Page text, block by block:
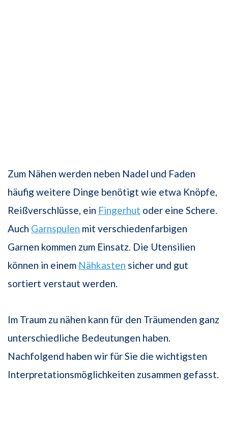
Zum Nähen werden neben Nadel und Faden
häufig weitere Dinge benötigt wie etwa Knöpfe,
Reißverschlüsse, ein Fingerhut oder eine Schere.
Auch Garnspulen mit verschiedenfarbigen
Garnen kommen zum Einsatz. Die Utensilien
können in einem Nähkasten sicher und gut
sortiert verstaut werden.
Im Traum zu nähen kann für den Träumenden ganz
unterschiedliche Bedeutungen haben.
Nachfolgend haben wir für Sie die wichtigsten
Interpretationsmöglichkeiten zusammen gefasst.